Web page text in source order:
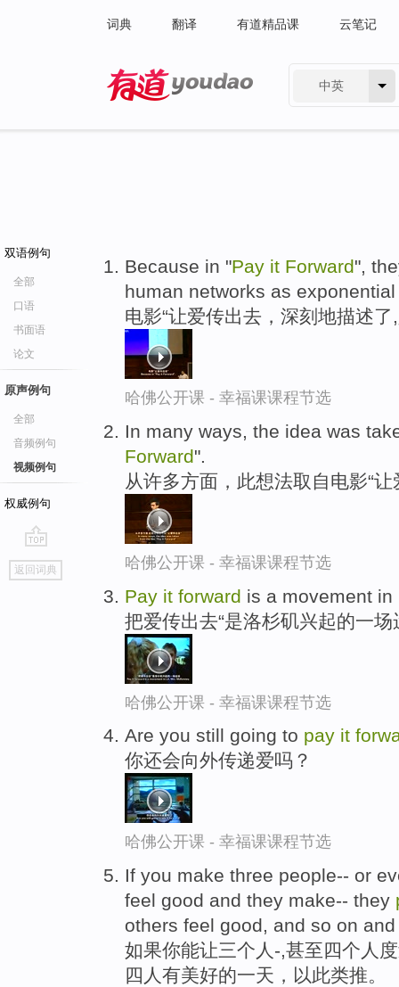
词典 翻译 有道精品课 云笔记
中英
双语例句
全部
口语
书面语
论文
原声例句
全部
音频例句
视频例句
权威例句
go
top
返回词典
Because in "Pay it Forward",
human networks as
电影“让爱传出去，深刻地描述
哈佛公开课 - 幸福课课程节选
In many ways, the idea was
Forward".
从许多方面，此想法取自电影“
哈佛公开课 - 幸福课课程节选
Pay it forward is a movement in
把爱传出去“是洛杉矶兴起的一场
哈佛公开课 - 幸福课课程节选
Are you still going to pay it
你还会向外传递爱吗？
哈佛公开课 - 幸福课课程节选
If you make three people-- or
feel good and they make-- they
others feel good, and so on
如果你能让三个人-,甚至四个人
四人有美好的一天，以此类推。